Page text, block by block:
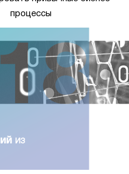
процессы
из